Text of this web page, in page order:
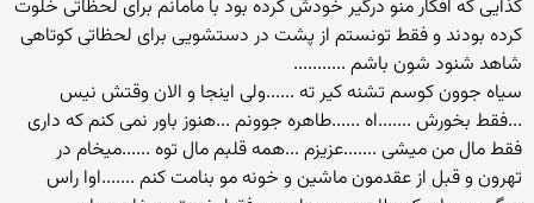
کذایی که افکار منو درگیر خودش کرده بود با مامانم برای لحظاتی خلوت
کرده بودند و فقط تونستم از پشت در دستشویی برای لحظاتی کوتاهی
شاهد شنود شون باشم ...........
سیاه جوون کوسم تشنه کیر ته ......ولی اینجا و الان وقتش نیس
...فقط بخورش .......اه ......طاهره جوونم ...هنوز باور نمی کنم که داری
فقط مال من میشی .......عزیزم ...همه قلبم مال توه ......میخام در
تهرون و قبل از عقدمون ماشین و خونه مو بنامت کنم .......اوا راس